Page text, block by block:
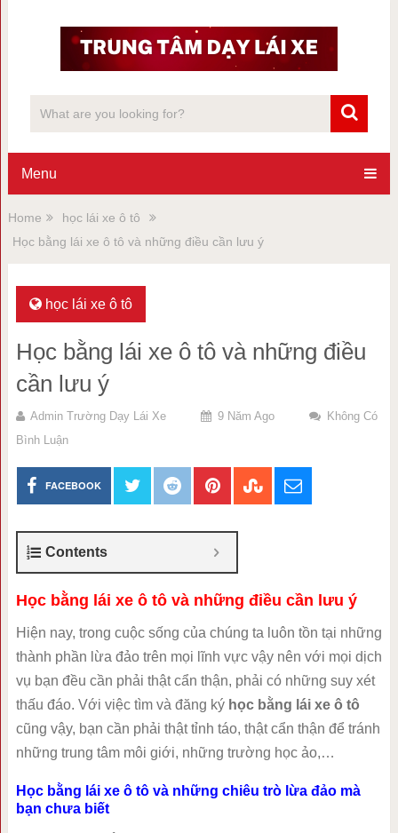
Menu
Home
học lái xe ô tô
Học bằng lái xe ô tô và những điều cần lưu ý
học lái xe ô tô
Học bằng lái xe ô tô và những điều
cần lưu ý
Admin Trường Dạy Lái Xe 9 Năm Ago
Không Có
Bình Luận
FACEBOOK
Contents
Học bằng lái xe ô tô và những điều cần lưu ý
Hiện nay, trong cuộc sống của chúng ta luôn tồn tại những
thành phần lừa đảo trên mọi lĩnh vực vậy nên với mọi dịch
vụ bạn đều cần phải thật cẩn thận, phải có những suy xét
thấu đáo. Với việc tìm và đăng ký học bằng lái xe ô tô
cũng vậy, bạn cần phải thật tỉnh táo, thật cẩn thận để tránh
những trung tâm môi giới, những trường học ảo,…
Học bằng lái xe ô tô và những chiêu trò lừa đảo mà
bạn chưa biết